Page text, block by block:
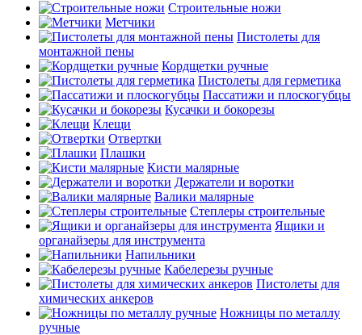
Строительные ножи
Метчики
Пистолеты для
монтажной пены
Кордщетки ручные
Пистолеты для герметика
Пассатижи и плоскогубцы
Кусачки и бокорезы
Клещи
Отвертки
Плашки
Кисти малярные
Держатели и воротки
Валики малярные
Степлеры строительные
Ящики и
органайзеры для инструмента
Напильники
Кабелерезы ручные
Пистолеты для
химических анкеров
Ножницы по металлу
ручные